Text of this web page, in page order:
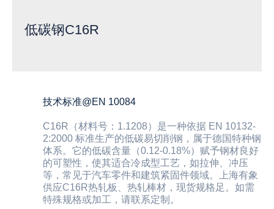
低碳钢C16R
技术标准@EN 10084
C16R（材料号：1.1208）是一种依据 EN 10132-
2:2000 标准生产的低碳易切削钢，属于德国特种钢
体系。它的低碳含量（0.12-0.18%）赋予钢材良好
的可塑性，使其适合冷成型工艺，如拉伸、冲压
等，常见于汽车零件和建筑紧固件领域。上海有象
供应C16R热轧板、热轧棒材，现货规格足。如需
特殊规格或加工，请联系定制。